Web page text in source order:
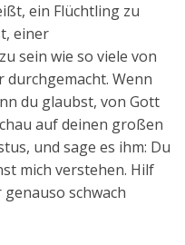
ein Flüchtling zu
einer
sein wie so viele von
durchgemacht. Wenn
du glaubst, von Gott
auf deinen großen
und sage es ihm: Du
mich verstehen. Hilf
schwach